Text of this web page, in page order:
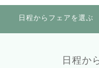
日程からフェアを選ぶ
日程か